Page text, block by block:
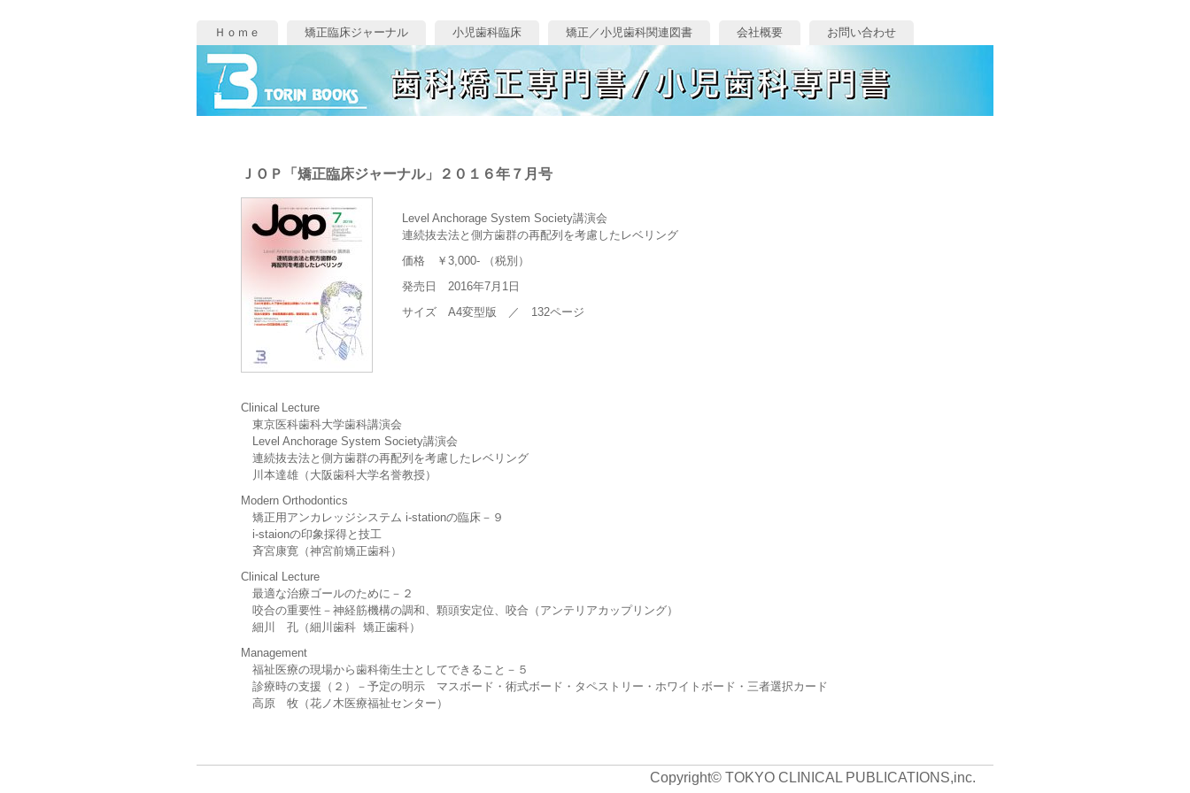
Ｈｏｍｅ 矯正臨床ジャーナル 小児歯科臨床 矯正／小児歯科関連図書 会社概要 お問い合わせ
ＪＯＰ「矯正臨床ジャーナル」２０１６年７月号
Level Anchorage System Society講演会
連続抜去法と側方歯群の再配列を考慮したレベリング
価格 ￥3,000- （税別）
発売日 2016年7月1日
サイズ A4変型版 ／ 132ページ
Clinical Lecture
東京医科歯科大学歯科講演会
Level Anchorage System Society講演会
連続抜去法と側方歯群の再配列を考慮したレベリング
川本達雄（大阪歯科大学名誉教授）
Modern Orthodontics
矯正用アンカレッジシステム i-stationの臨床－９
i-staionの印象採得と技工
斉宮康寛（神宮前矯正歯科）
Clinical Lecture
最適な治療ゴールのために－２
咬合の重要性－神経筋機構の調和、顆頭安定位、咬合（アンテリアカップリング）
細川 孔（細川歯科 矯正歯科）
Management
福祉医療の現場から歯科衛生士としてできること－５
診療時の支援（２）－予定の明示 マスボード・術式ボード・タペストリー・ホワイトボード・三者選択カード
高原 牧（花ノ木医療福祉センター）
Copyright© TOKYO CLINICAL PUBLICATIONS,inc.